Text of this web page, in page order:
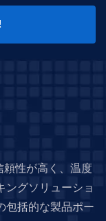
頼性が高く、温度
ングソリューショ
包括的な製品ポー